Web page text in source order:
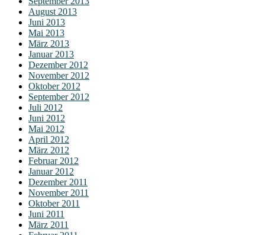
August 2013
Juni 2013
Mai 2013
März 2013
Januar 2013
Dezember 2012
November 2012
Oktober 2012
September 2012
Juli 2012
Juni 2012
Mai 2012
April 2012
März 2012
Februar 2012
Januar 2012
Dezember 2011
November 2011
Oktober 2011
Juni 2011
März 2011